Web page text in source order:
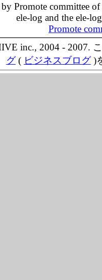
Promote committee
ele-log and the ele-
Promote
inc., 2004 - 2007.
グ( ビジネスブログ)